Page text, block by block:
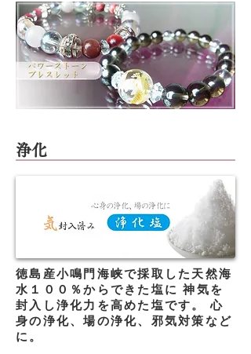
​浄化
徳島産小鳴門海峡で採取した天然海
水１００％からできた塩に 神気を
封入し浄化力を高めた塩です。 心
身の浄化、場の浄化、邪気対策など
に。